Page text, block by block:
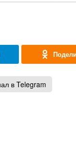
в Telegram